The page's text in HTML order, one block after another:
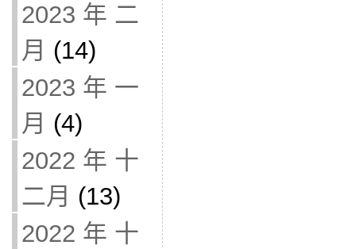
2023 年 二
月 (14)
2023 年 一
月 (4)
2022 年 十
二月 (13)
2022 年 十